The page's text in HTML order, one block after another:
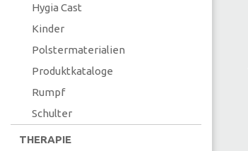
Hygia Cast
Kinder
Polstermaterialien
Produktkataloge
Rumpf
Schulter
THERAPIE